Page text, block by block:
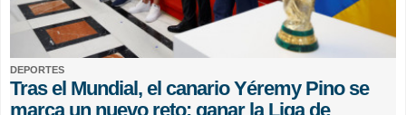
DEPORTES
Tras el Mundial, el canario Yéremy Pino se
marca un nuevo reto: ganar la Liga de